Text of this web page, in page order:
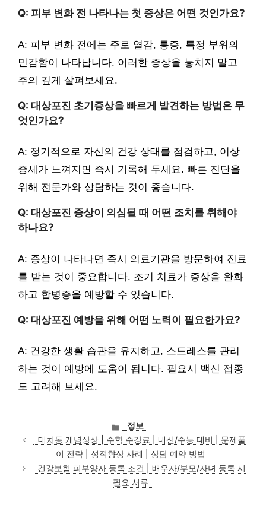
Q: 피부 변화 전 나타나는 첫 증상은 어떤 것인가요?
A: 피부 변화 전에는 주로 열감, 통증, 특정 부위의
민감함이 나타납니다. 이러한 증상을 놓치지 말고
주의 깊게 살펴보세요.
Q: 대상포진 초기증상을 빠르게 발견하는 방법은 무
엇인가요?
A: 정기적으로 자신의 건강 상태를 점검하고, 이상
증세가 느껴지면 즉시 기록해 두세요. 빠른 진단을
위해 전문가와 상담하는 것이 좋습니다.
Q: 대상포진 증상이 의심될 때 어떤 조치를 취해야
하나요?
A: 증상이 나타나면 즉시 의료기관을 방문하여 진료
를 받는 것이 중요합니다. 조기 치료가 증상을 완화
하고 합병증을 예방할 수 있습니다.
Q: 대상포진 예방을 위해 어떤 노력이 필요한가요?
A: 건강한 생활 습관을 유지하고, 스트레스를 관리
하는 것이 예방에 도움이 됩니다. 필요시 백신 접종
도 고려해 보세요.
카
테
고
리
정보
대치동 개념상상 | 수학 수강료 | 내신/수능 대비 | 문제풀
이 전략 | 성적향상 사례 | 상담 예약 방법
건강보험 피부양자 등록 조건 | 배우자/부모/자녀 등록 시
필요 서류